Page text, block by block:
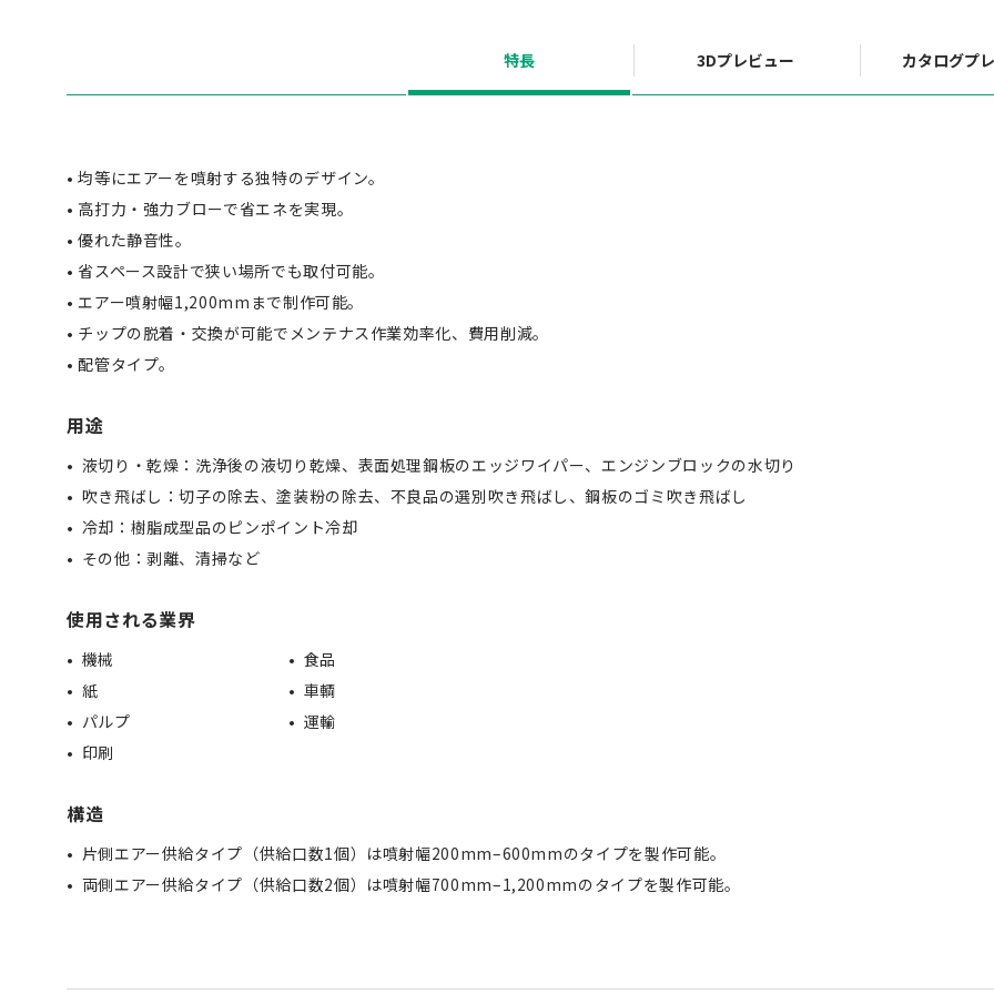
特長 3Dプレビュー カタログプ
• 均等にエアーを噴射する独特のデザイン。
• 高打力・強力ブローで省エネを実現。
• 優れた静音性。
• 省スペース設計で狭い場所でも取付可能。
• エアー噴射幅1,200mmまで制作可能。
• チップの脱着・交換が可能でメンテナス作業効率化、費用削減。
• 配管タイプ。
用途
液切り・乾燥：洗浄後の液切り乾燥、表面処理鋼板のエッジワイパー、エンジンブロックの水切り
吹き飛ばし：切子の除去、塗装粉の除去、不良品の選別吹き飛ばし、鋼板のゴミ吹き飛ばし
冷却：樹脂成型品のピンポイント冷却
その他：剥離、清掃など
使用される業界
機械
紙
パルプ
印刷
食品
車輌
運輸
構造
片側エアー供給タイプ（供給口数1個）は噴射幅200mm–600mmのタイプを製作可能。
両側エアー供給タイプ（供給口数2個）は噴射幅700mm–1,200mmのタイプを製作可能。